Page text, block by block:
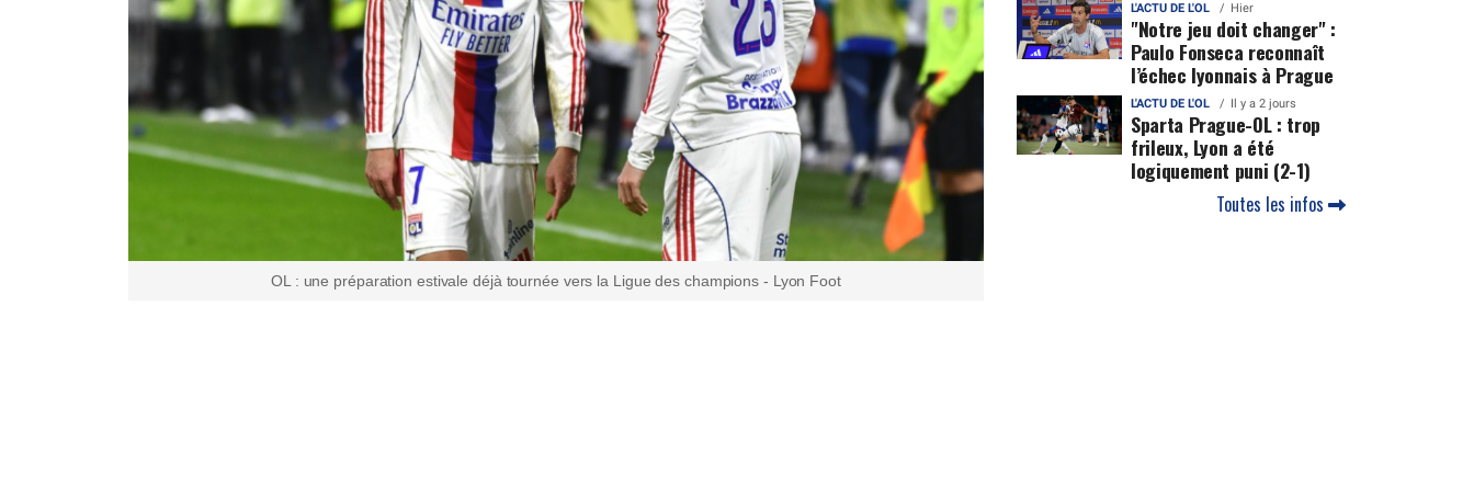
OL : une préparation estivale déjà tournée vers la Ligue des champions - Lyon Foot
L'ACTU DE L'OL Hier
"Notre jeu doit changer" :
Paulo Fonseca reconnaît
l’échec lyonnais à Prague
L'ACTU DE L'OL Il y a 2 jours
Sparta Prague-OL : trop
frileux, Lyon a été
logiquement puni (2-1)
Toutes les infos